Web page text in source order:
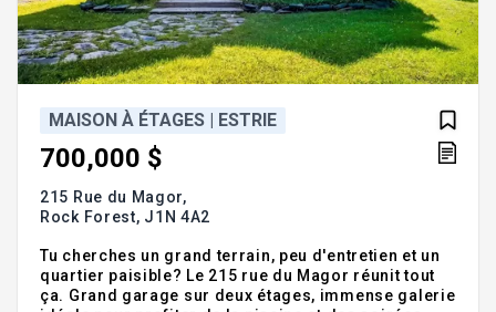
MAISON À ÉTAGES | ESTRIE
700,000 $
215 Rue du Magor,
Rock Forest, J1N 4A2
Tu cherches un grand terrain, peu d'entretien et un
quartier paisible? Le 215 rue du Magor réunit tout
ça. Grand garage sur deux étages, immense galerie